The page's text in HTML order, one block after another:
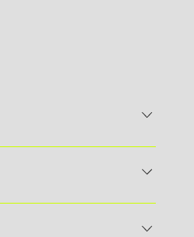
作品照片去選擇心儀的款式，同時可
平台提交定製資料，4AM 團
櫃檯入數 ・ ATM自動櫃員機轉帳 ・